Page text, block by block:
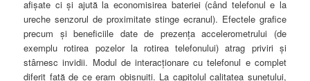
afişate ci şi ajută la economisirea bateriei (când telefonul e la
ureche senzorul de proximitate stinge ecranul). Efectele grafice
precum şi beneficiile date de prezenţa accelerometrului (de
exemplu rotirea pozelor la rotirea telefonului) atrag priviri şi
stârnesc invidii. Modul de interacţionare cu telefonul e complet
diferit faţă de ce eram obişnuiţi. La capitolul calitatea sunetului,